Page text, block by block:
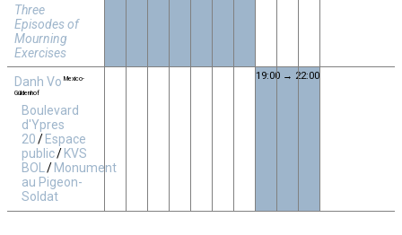
Three
Episodes of
Mourning
Exercises
Danh Vo Mexico-
Güldenhof
Boulevard
d'Ypres
20/ Espace
public/ KVS
BOL
/ Monument
au Pigeon-
Soldat
19:00 → 22:00